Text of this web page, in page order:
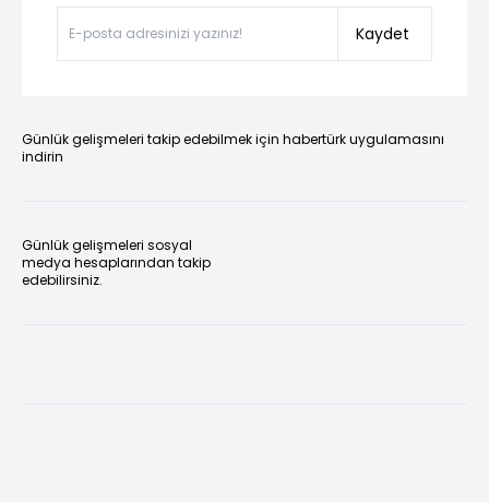
Kaydet
Günlük gelişmeleri takip edebilmek için habertürk uygulamasını
indirin
Günlük gelişmeleri sosyal
medya hesaplarından takip
edebilirsiniz.